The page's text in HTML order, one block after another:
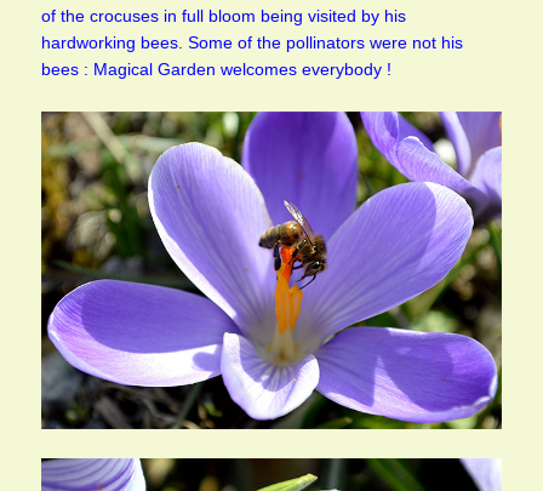
of the crocuses in full bloom being visited by his
hardworking bees. Some of the pollinators were not his
bees : Magical Garden welcomes everybody !